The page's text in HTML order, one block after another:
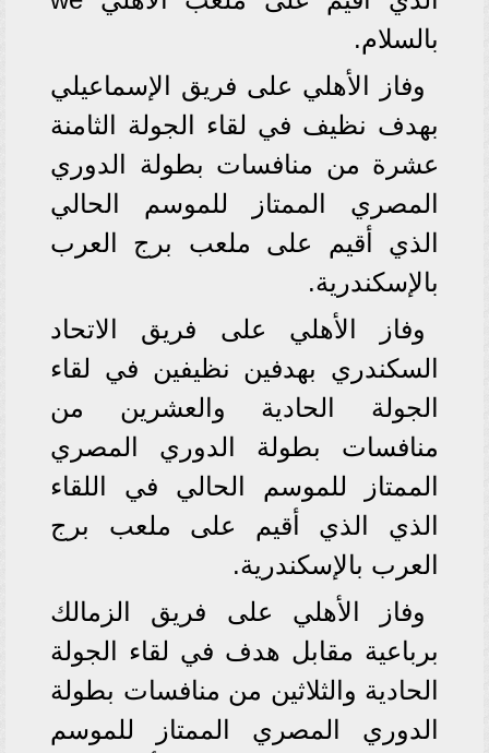
بالسلام.
وفاز الأهلي على فريق الإسماعيلي
بهدف نظيف في لقاء الجولة الثامنة
عشرة من منافسات بطولة الدوري
المصري الممتاز للموسم الحالي
الذي أقيم على ملعب برج العرب
بالإسكندرية.
وفاز الأهلي على فريق الاتحاد
السكندري بهدفين نظيفين في لقاء
الجولة الحادية والعشرين من
منافسات بطولة الدوري المصري
الممتاز للموسم الحالي في اللقاء
الذي الذي أقيم على ملعب برج
العرب بالإسكندرية.
وفاز الأهلي على فريق الزمالك
برباعية مقابل هدف في لقاء الجولة
الحادية والثلاثين من منافسات بطولة
الدوري المصري الممتاز للموسم